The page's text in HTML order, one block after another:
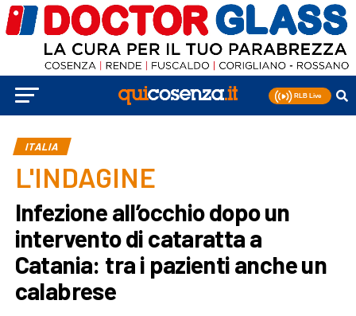
ITALIA
L'INDAGINE
Infezione all’occhio dopo un
intervento di cataratta a
Catania: tra i pazienti anche un
calabrese